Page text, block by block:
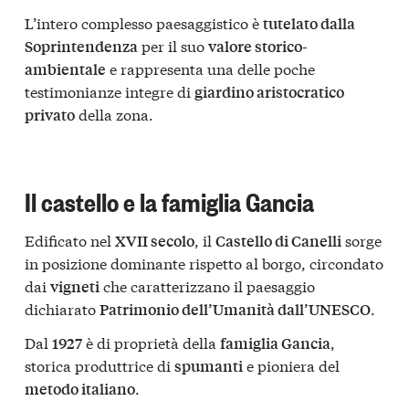
L’intero complesso paesaggistico ètutelato dalla
Soprintendenzaper il suovalore storico-
ambientale e rappresenta una delle poche
testimonianze integre di giardino aristocratico
privatodella zona.
Il castello e la famiglia Gancia
Edificato nel XVII secolo, il Castello di Canellisorge
in posizione dominante rispetto al borgo, circondato
dai vignetiche caratterizzano il paesaggio
dichiaratoPatrimonio dell’Umanità dall’UNESCO.
Dal 1927è di proprietà della famiglia Gancia,
storica produttrice di spumantie pioniera del
metodo italiano.